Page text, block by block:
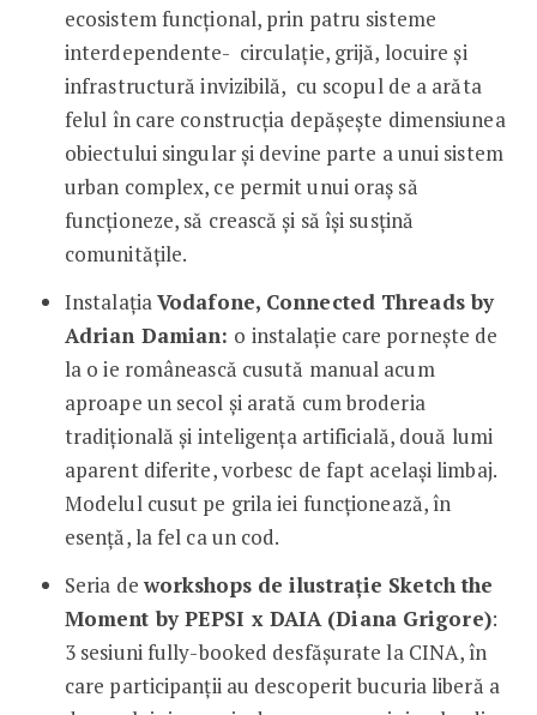
ecosistem funcțional, prin patru sisteme
interdependente- circulație, grijă, locuire și
infrastructură invizibilă, cu scopul de a arăta
felul în care construcția depășește dimensiunea
obiectului singular și devine parte a unui sistem
urban complex, ce permit unui oraș să
funcționeze, să crească și să își susțină
comunitățile.
InstalațiaVodafone, Connected Threads by
Adrian Damian: o instalație care pornește de
la o ie românească cusută manual acum
aproape un secol și arată cum broderia
tradițională și inteligența artificială, două lumi
aparent diferite, vorbesc de fapt același limbaj.
Modelul cusut pe grila iei funcționează, în
esență, la fel ca un cod.
Seria deworkshops de ilustrație Sketch the
Moment by PEPSI x DAIA (Diana Grigore):
3 sesiuni fully-booked desfășurate la CINA, în
care participanții au descoperit bucuria liberă a